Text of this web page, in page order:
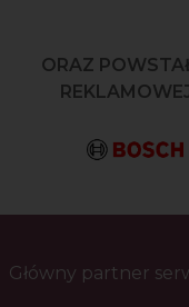
ORAZ
Główny partner